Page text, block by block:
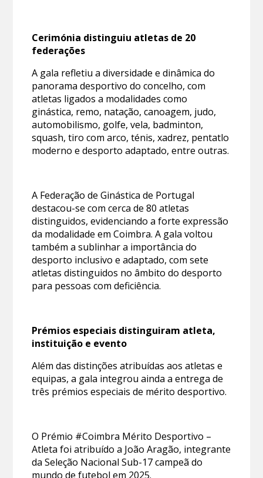
Cerimónia distinguiu atletas de 20
federações
A gala refletiu a diversidade e dinâmica do
panorama desportivo do concelho, com
atletas ligados a modalidades como
ginástica, remo, natação, canoagem, judo,
automobilismo, golfe, vela, badminton,
squash, tiro com arco, ténis, xadrez, pentatlo
moderno e desporto adaptado, entre outras.
A Federação de Ginástica de Portugal
destacou-se com cerca de 80 atletas
distinguidos, evidenciando a forte expressão
da modalidade em Coimbra. A gala voltou
também a sublinhar a importância do
desporto inclusivo e adaptado, com sete
atletas distinguidos no âmbito do desporto
para pessoas com deficiência.
Prémios especiais distinguiram atleta,
instituição e evento
Além das distinções atribuídas aos atletas e
equipas, a gala integrou ainda a entrega de
três prémios especiais de mérito desportivo.
O Prémio #Coimbra Mérito Desportivo –
Atleta foi atribuído a João Aragão, integrante
da Seleção Nacional Sub-17 campeã do
mundo de futebol em 2025.